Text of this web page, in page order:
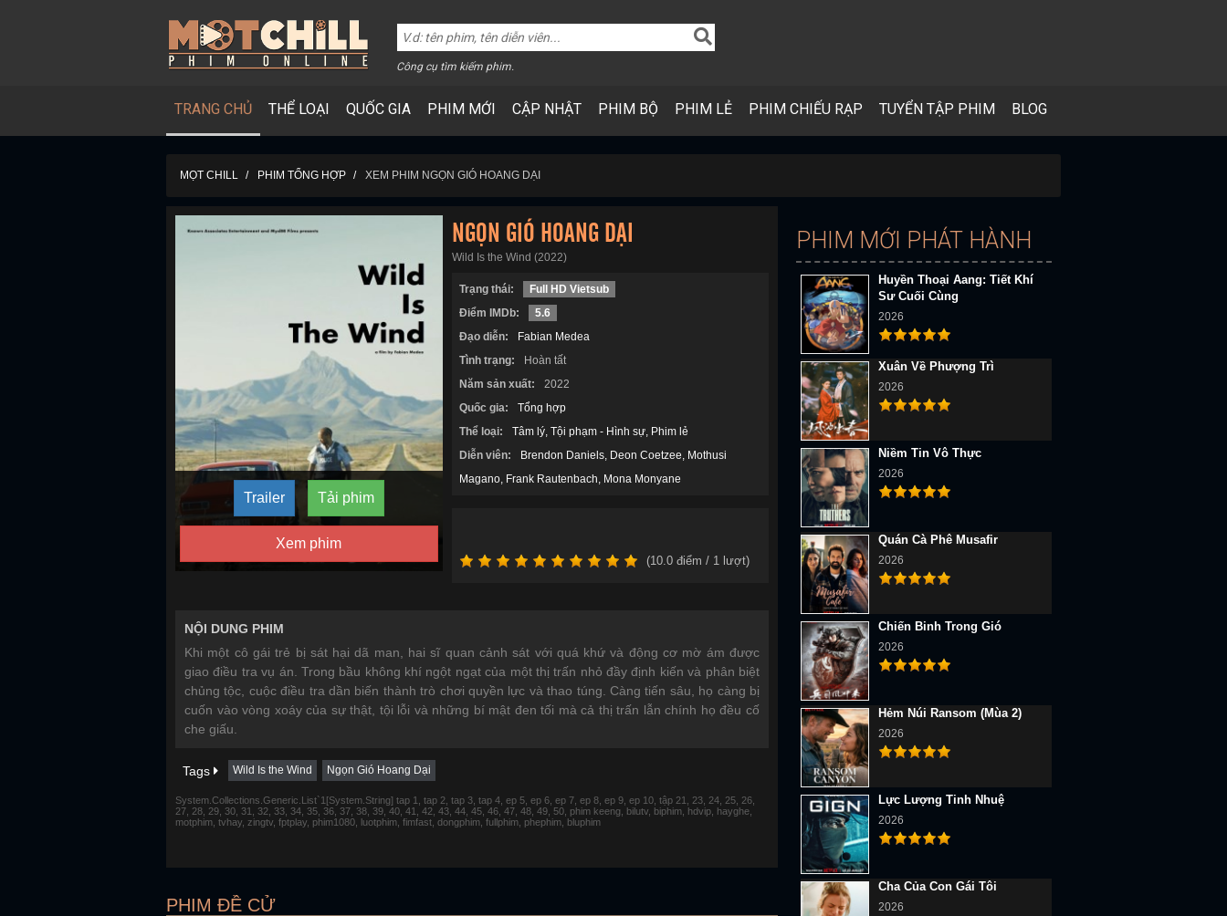
Công cụ tìm kiếm phim.
TRANG CHỦ THỂ LOẠI QUỐC GIA PHIM MỚI CẬP NHẬT PHIM BỘ PHIM LẺ PHIM CHIẾU RẠP TUYỂN TẬP PHIM BLOG
MỌT CHILL PHIM TỔNG HỢP XEM PHIM NGỌN GIÓ HOANG DẠI
Trailer Tải phim
Xem phim
NGỌN GIÓ HOANG DẠI
Wild Is the Wind (2022)
Trạng thái:
Full HD Vietsub
Điểm IMDb:
5.6
Đạo diễn:
Fabian Medea
Tình trạng:
Hoàn tất
Năm sản xuất:
2022
Quốc gia:
Tổng hợp
Thể loại:
Tâm lý Tội phạm - Hình sự
Phim lẻ
Diễn viên:
Brendon Daniels Deon Coetzee
Mothusi
Magano
Frank Rautenbach Mona Monyane
(10.0điểm / 1lượt)
NỘI DUNG PHIM
Khi một cô gái trẻ bị sát hại dã man, hai sĩ quan cảnh sát với quá khứ và động cơ mờ ám được
giao điều tra vụ án. Trong bầu không khí ngột ngạt của một thị trấn nhỏ đầy định kiến và phân biệt
chủng tộc, cuộc điều tra dần biến thành trò chơi quyền lực và thao túng. Càng tiến sâu, họ càng bị
cuốn vào vòng xoáy của sự thật, tội lỗi và những bí mật đen tối mà cả thị trấn lẫn chính họ đều cố
che giấu.
Tags Wild Is the Wind Ngọn Gió Hoang Dại
System.Collections.Generic.List`1[System.String] tap 1, tap 2, tap 3, tap 4, ep 5, ep 6, ep 7, ep 8, ep 9, ep 10, tập 21, 23, 24, 25, 26,
27, 28, 29, 30, 31, 32, 33, 34, 35, 36, 37, 38, 39, 40, 41, 42, 43, 44, 45, 46, 47, 48, 49, 50, phim keeng, bilutv, biphim, hdvip, hayghe,
motphim, tvhay, zingtv, fptplay, phim1080, luotphim, fimfast, dongphim, fullphim, phephim, bluphim
PHIM ĐỀ CỬ
PHIM MỚI PHÁT HÀNH
Huyền Thoại Aang: Tiết Khí
Sư Cuối Cùng
2026
Xuân Về Phượng Trì
2026
Niềm Tin Vô Thực
2026
Quán Cà Phê Musafir
2026
Chiến Binh Trong Gió
2026
Hẻm Núi Ransom (Mùa 2)
2026
Lực Lượng Tinh Nhuệ
2026
Cha Của Con Gái Tôi
2026